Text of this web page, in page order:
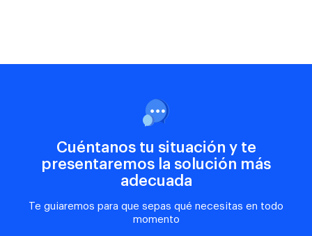
Cuéntanos tu situación y te
presentaremos la solución más
adecuada
Te guiaremos para que sepas qué necesitas en todo
momento